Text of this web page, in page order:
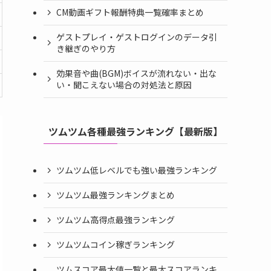
CM動画ギフト報酬特典一覧確率まとめ
ゲストプレイ・ゲストログインのデータ引
き継ぎのやり方
効果音や曲(BGM)ボイスが流れない・出な
い・聞こえない場合の対処法と原因
ツムツム各種最強ランキング【最新版】
ツムツム低レベルでも強い最強ランキング
ツムツム最強ランキングまとめ
ツムツム高得点最強ランキング
ツムツムコイン稼ぎランキング